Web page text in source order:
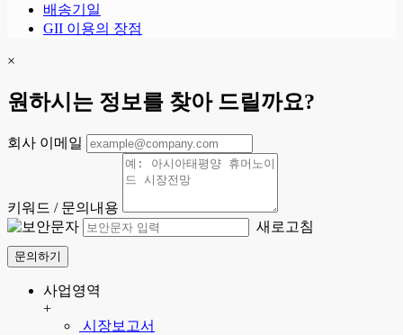
배송기일
GII 이용의 장점
×
원하시는 정보를 찾아 드릴까요?
회사 이메일
키워드 / 문의내용
새로고침
문의하기
사업영역
+
시장보고서